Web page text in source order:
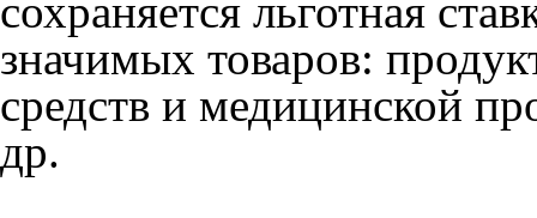
сохраняется льготная
значимых товаров:
средств и медицинской
др.